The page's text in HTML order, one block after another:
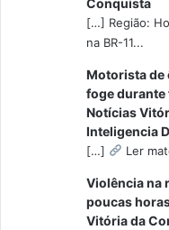
[…] Região:
na BR-11...
Motorista de
foge durante
Notícias
Inteligencia
[…] Ler
Violência na
poucas
Vitória da